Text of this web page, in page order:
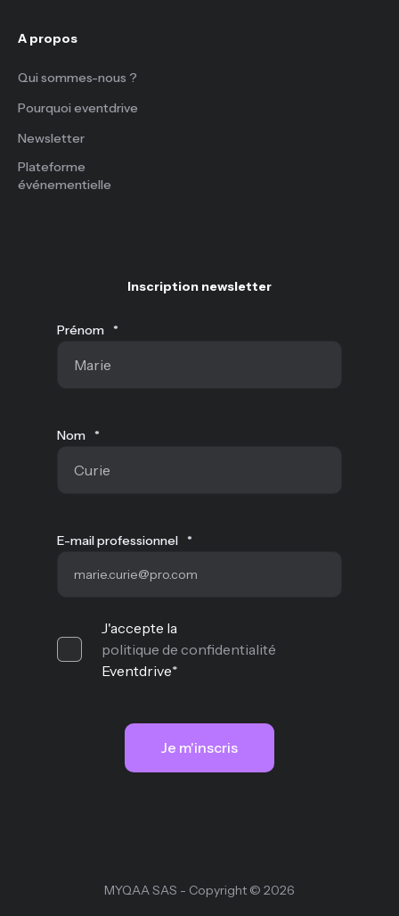
A propos
Qui sommes-nous ?
Pourquoi eventdrive
Newsletter
Plateforme
événementielle
Inscription newsletter
Prénom *
Nom *
E-mail professionnel *
J'accepte la
politique de confidentialité
Eventdrive*
MYQAA SAS - Copyright © 2026